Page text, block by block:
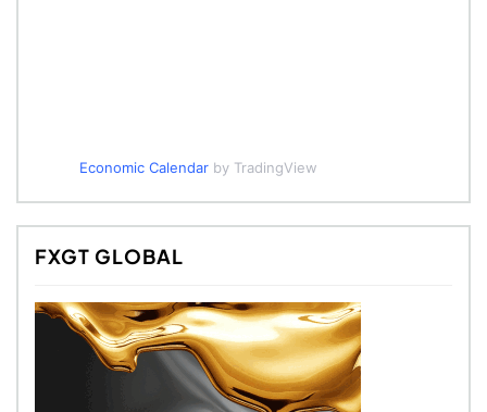
Economic Calendarby TradingView
FXGT GLOBAL